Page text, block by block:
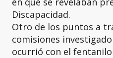
Discapacidad.
Otro de los puntos a
comisiones
ocurrió con el